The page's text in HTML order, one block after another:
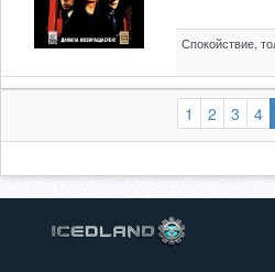
Спокойствие,
1 2 3 4